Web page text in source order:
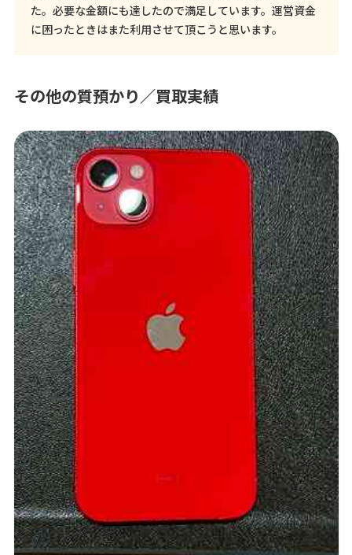
た。必要な金額にも達したので満足しています。運営資金
に困ったときはまた利用させて頂こうと思います。
その他の質預かり／買取実績